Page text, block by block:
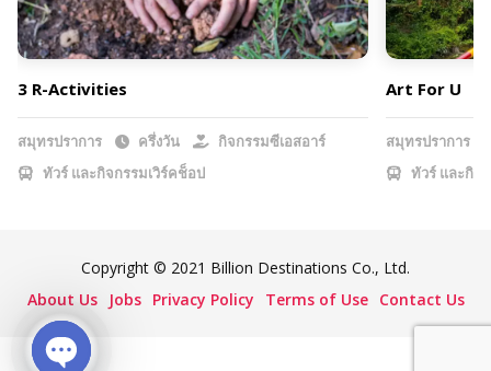
3 R-Activities
สมุทรปราการ ครึ่งวัน
กิจกรรมซีเอสอาร์
ทัวร์ และกิจกรรมเวิร์คช็อป
Art For U
สมุทรปราการ
ทัวร์ และกิจ
Copyright © 2021 Billion Destinations Co., Ltd.
About Us
Jobs Privacy Policy Terms of Use Contact Us